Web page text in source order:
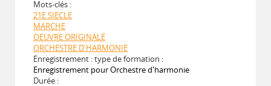
Mots-clés :
21E SIECLE
MARCHE
OEUVRE ORIGINALE
ORCHESTRE D'HARMONIE
Enregistrement : type de formation :
Enregistrement pour Orchestre d'harmonie
Durée :